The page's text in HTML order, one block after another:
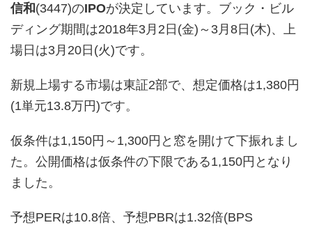
信和(3447)のIPOが決定しています。ブック・ビル
ディング期間は2018年3月2日(金)～3月8日(木)、上
場日は3月20日(火)です。
新規上場する市場は東証2部で、想定価格は1,380円
(1単元13.8万円)です。
仮条件は1,150円～1,300円と窓を開けて下振れまし
た。公開価格は仮条件の下限である1,150円となり
ました。
予想PERは10.8倍、予想PBRは1.32倍(BPS